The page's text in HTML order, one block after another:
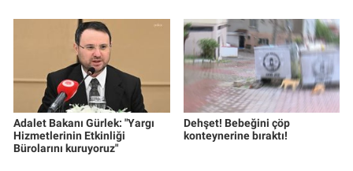
Adalet Bakanı Gürlek: "Yargı
Hizmetlerinin Etkinliği
Bürolarını kuruyoruz"
Dehşet! Bebeğini çöp
konteynerine bıraktı!